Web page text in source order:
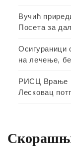
Вучић
Посета за
Осигураници
на лечење,
РИСЦ Врање
Лесковац